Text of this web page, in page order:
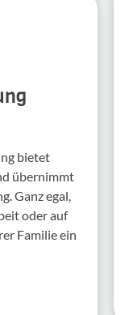
bietet
über­nimmt
Ganz egal,
oder auf
Familie ein